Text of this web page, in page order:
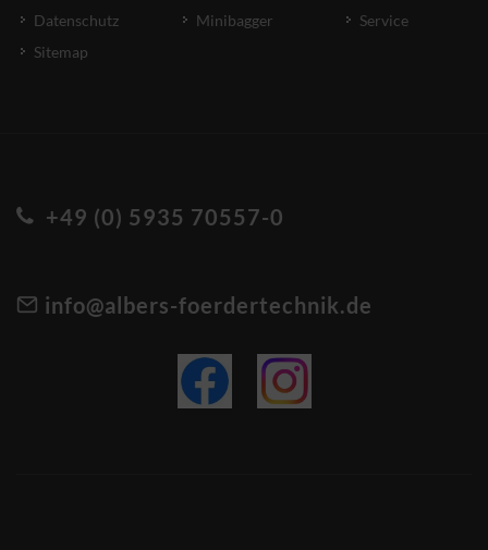
Datenschutz
Sitemap
Minibagger
Service
+49 (0) 5935 70557-0
info@albers-foerdertechnik.de